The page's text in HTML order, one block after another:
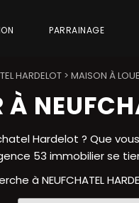
PARRAINAGE
HARDELOT > MAISON À
Hardelot ? Que
53 immobilier se
à NEUFCHATEL